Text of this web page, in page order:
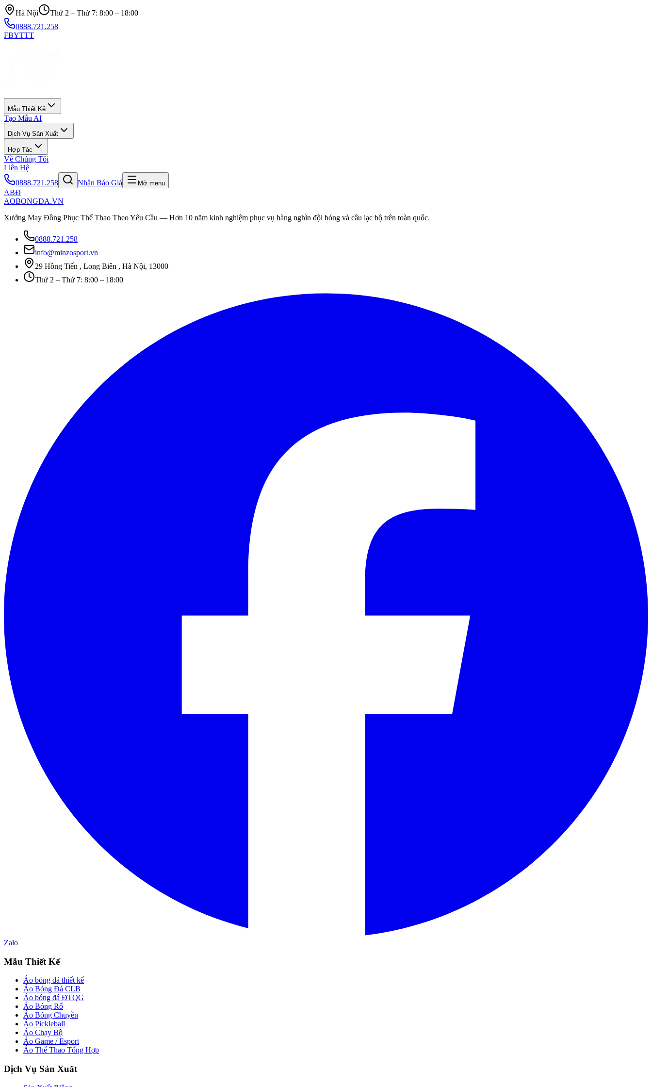
Hà Nội
Thứ 2 – Thứ 7: 8:00 – 18:00
0888.721.258
FBYTTT
Mẫu Thiết Kế
Tạo Mẫu AI
Dịch Vụ Sản Xuất
Hợp Tác
Về Chúng Tôi
Liên Hệ
0888.721.258
Nhận Báo Giá Mở menu
ABĐ
AOBONGDA.VN
Xưởng May Đồng Phục Thể Thao Theo Yêu Cầu — Hơn 10 năm kinh nghiệm phục vụ hàng nghìn đội bóng và câu lạc bộ trên toàn quốc.
0888.721.258
info@minzosport.vn
29 Hồng Tiến , Long Biên , Hà Nội, 13000
Thứ 2 – Thứ 7: 8:00 – 18:00
Zalo
Mẫu Thiết Kế
Áo bóng đá thiết kế
Áo Bóng Đá CLB
Áo bóng đá ĐTQG
Áo Bóng Rổ
Áo Bóng Chuyền
Áo Pickleball
Áo Chạy Bộ
Áo Game / Esport
Áo Thể Thao Tổng Hợp
Dịch Vụ Sản Xuất